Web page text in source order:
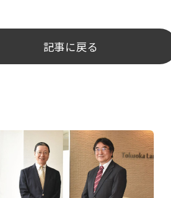
記事に戻る